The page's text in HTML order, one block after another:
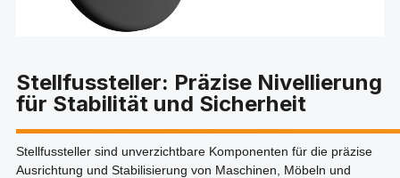
Stellfussteller: Präzise Nivellierung
für Stabilität und Sicherheit
Stellfussteller sind unverzichtbare Komponenten für die präzise
Ausrichtung und Stabilisierung von Maschinen, Möbeln und